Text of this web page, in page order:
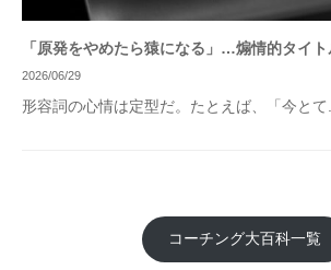
「原発をやめたら猿になる」…煽情的タイ
2026/06/29
形容詞の心情は定型だ。たとえば、「今とて
コーチング大百科一覧